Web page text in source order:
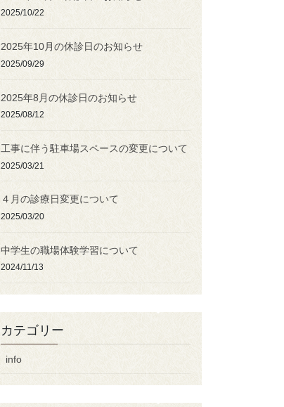
2025/10/22
2025年10月の休診日のお知らせ
2025/09/29
2025年8月の休診日のお知らせ
2025/08/12
工事に伴う駐車場スペースの変更について
2025/03/21
４月の診療日変更について
2025/03/20
中学生の職場体験学習について
2024/11/13
カテゴリー
info